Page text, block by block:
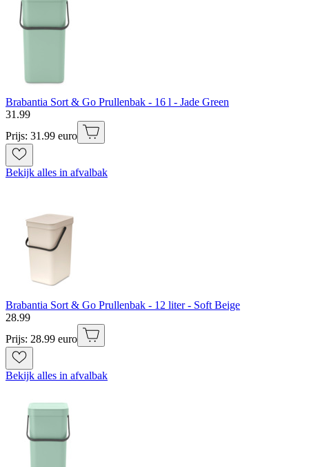
Brabantia Sort & Go Prullenbak - 16 l - Jade Green
31 .99
Prijs: 31.99 euro
Bekijk alles in afvalbak
Brabantia Sort & Go Prullenbak - 12 liter - Soft Beige
28.99
Prijs: 28.99 euro
Bekijk alles in afvalbak